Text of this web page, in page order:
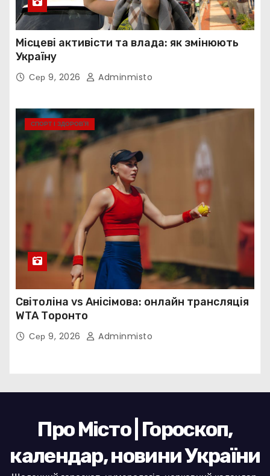
Місцеві активісти та влада: як змінюють
Україну
Сер 9, 2026 Adminmisto
СПОРТ І ЗДОРОВ’Я
Світоліна vs Анісімова: онлайн трансляція
WTA Торонто
Сер 9, 2026 Adminmisto
Про Місто | Гороскоп,
календар, новини України